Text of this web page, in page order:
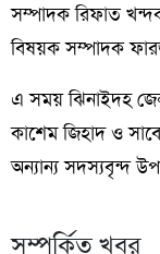
সম্পাদক রিফাত
বিষয়ক সম্পাদক
এ সময় ঝিনাইদহ
কাশেম জিহাদ ও
অন্যান্য সদস্যবৃন্দ
সম্পর্কিত খবর